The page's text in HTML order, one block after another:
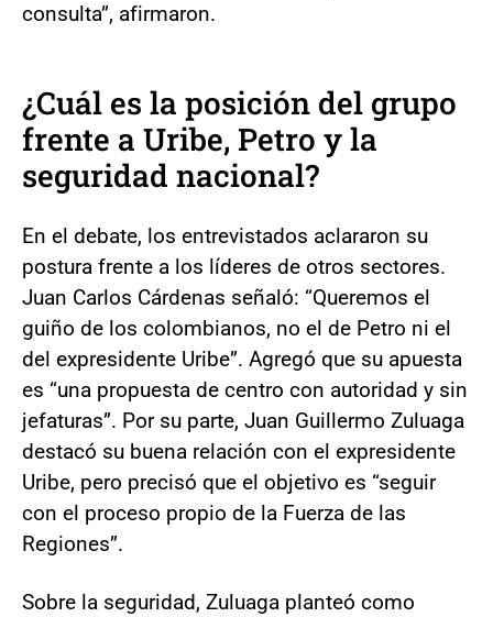
consulta”, afirmaron.
¿Cuál es la posición del grupo
frente a Uribe, Petro y la
seguridad nacional?
En el debate, los entrevistados aclararon su
postura frente a los líderes de otros sectores.
Juan Carlos Cárdenas señaló: “Queremos el
guiño de los colombianos, no el de Petro ni el
del expresidente Uribe”. Agregó que su apuesta
es “una propuesta de centro con autoridad y sin
jefaturas”. Por su parte, Juan Guillermo Zuluaga
destacó su buena relación con el expresidente
Uribe, pero precisó que el objetivo es “seguir
con el proceso propio de la Fuerza de las
Regiones”.
Sobre la seguridad, Zuluaga planteó como